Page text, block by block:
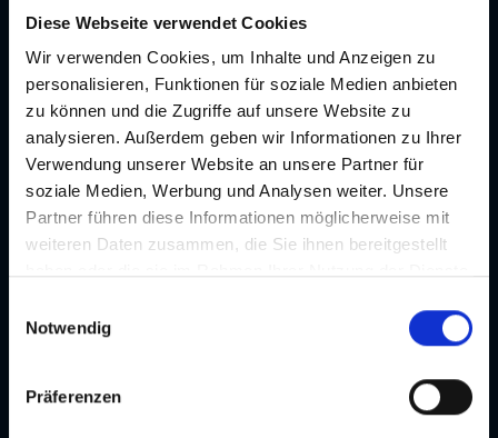
Diese Webseite verwendet Cookies
Wir verwenden Cookies, um Inhalte und Anzeigen zu
personalisieren, Funktionen für soziale Medien anbieten
zu können und die Zugriffe auf unsere Website zu
analysieren. Außerdem geben wir Informationen zu Ihrer
Verwendung unserer Website an unsere Partner für
soziale Medien, Werbung und Analysen weiter. Unsere
Partner führen diese Informationen möglicherweise mit
weiteren Daten zusammen, die Sie ihnen bereitgestellt
an Dritte weitergegeben und an Dritte in Ländern, in
denen kein angemessenes Datenschutzniveau vorliegt
und von diesen verarbeitet wird, z. B. die USA. Ihre
Einwilligung ist stets freiwillig und umfasst gemäß Art 49
Notwendig
Präferenzen
Location
Hauptplatz